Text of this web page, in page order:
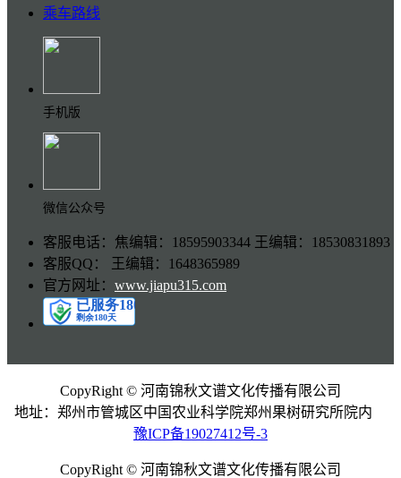
乘车路线
手机版
微信公众号
客服电话：焦编辑：18595903344 王编辑：18530831893
客服QQ： 王编辑：1648365989
官方网址： www.jiapu315.com
CopyRight © 河南锦秋文谱文化传播有限公司
地址：郑州市管城区中国农业科学院郑州果树研究所院内
豫ICP备19027412号-3
CopyRight © 河南锦秋文谱文化传播有限公司